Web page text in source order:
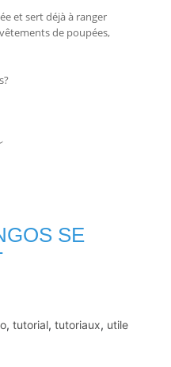
et sert déjà à ranger
de poupées,
SE
, tutorial, tutoriaux, utile